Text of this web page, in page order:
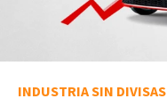
INDUSTRIA SIN DIVISAS